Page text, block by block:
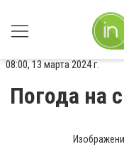
08:00, 13 марта 2024 г.
Погода на